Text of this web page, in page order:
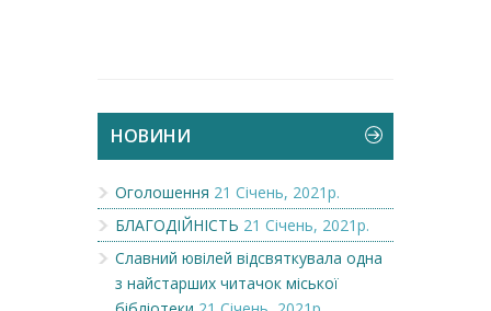
НОВИНИ
Оголошення 21 Січень, 2021р.
БЛАГОДІЙНІСТЬ 21 Січень, 2021р.
Славний ювілей відсвяткувала одна
з найстарших читачок міської